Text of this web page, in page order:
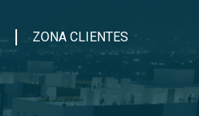
ZONA CLIENTES